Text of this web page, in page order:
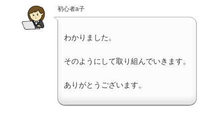
初心者a子
わかりました。
そのようにして取り組んでいきます。
ありがとうございます。